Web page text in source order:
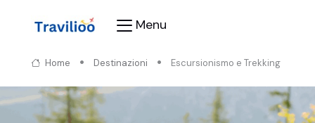
Menu
Home Destinazioni Escursionismo e Trekking